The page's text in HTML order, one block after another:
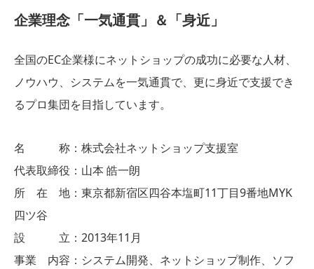
企業理念「一気通貫」＆「身近」
全国のEC企業様にネットショップの成功に必要な人材、
ノウハウ、システムを一気通貫で、更に身近で支援でき
るプロ集団を目指しています。
名 称：株式会社ネットショップ支援室
代表取締役：山本 皓一朗
所 在 地：東京都新宿区四谷本塩町11丁目9番地MYK
四ツ谷
設 立：2013年11月
事業 内容：システム開発、ネットショップ制作、ソフ